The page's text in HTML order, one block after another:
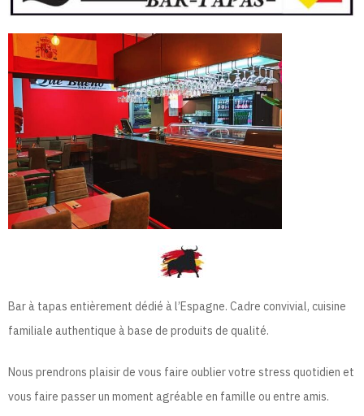
Bar à tapas entièrement dédié à l’Espagne. Cadre convivial, cuisine
familiale authentique à base de produits de qualité.
Nous prendrons plaisir de vous faire oublier votre stress quotidien et
vous faire passer un moment agréable en famille ou entre amis.